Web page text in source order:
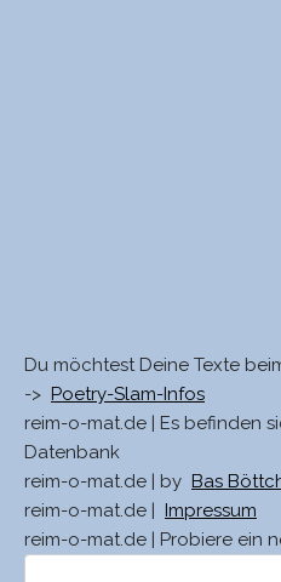
Du möchtest Deine Texte
-> Poetry-Slam-Infos
reim-o-mat.de | Es befinden
Datenbank
reim-o-mat.de | by Bas
reim-o-mat.de |
Impressum
reim-o-mat.de | Probiere ein